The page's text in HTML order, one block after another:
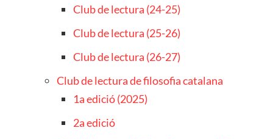
Club de lectura (24-25)
Club de lectura (25-26)
Club de lectura (26-27)
Club de lectura de filosofia catalana
1a edició (2025)
2a edició